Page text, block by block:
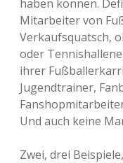
haben können.
Mitarbeiter von
Verkaufsquatsch,
oder
ihrer
Jugendtrainer,
Und auch keine
Zwei, drei